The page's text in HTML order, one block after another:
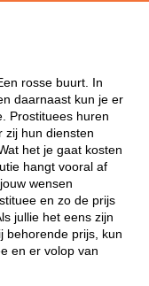
rosse buurt. In
daarnaast kun je er
Prostituees huren
zij hun diensten
het je gaat kosten
hangt vooral af
wensen
en zo de prijs
jullie het eens zijn
behorende prijs, kun
en er volop van